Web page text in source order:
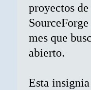
proyectos
mes que
abierto.
Esta